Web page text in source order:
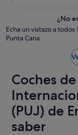
¿No
Echa un vistazo a
Punta Cana
Coches
(PUJ) de
saber